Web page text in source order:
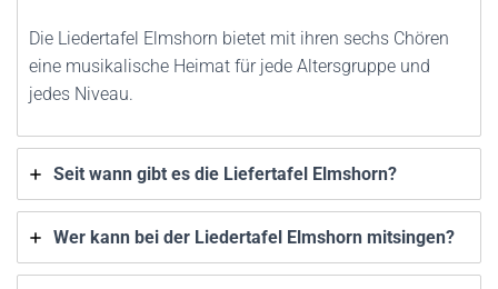
Die Liedertafel Elmshorn bietet mit ihren sechs Chören
eine musikalische Heimat für jede Altersgruppe und
jedes Niveau.
Seit wann gibt es die Liefertafel Elmshorn?
Wer kann bei der Liedertafel Elmshorn mitsingen?